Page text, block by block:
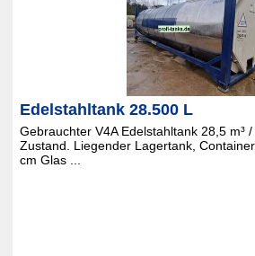
Edelstahltank 28.500 L
Gebrauchter V4A Edelstahltank 28,5 m³
Zustand. Liegender Lagertank,
cm Glas ...